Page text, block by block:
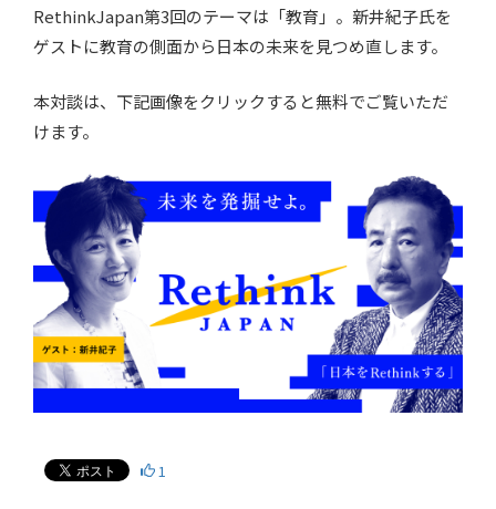
RethinkJapan第3回のテーマは「教育」。新井紀子氏を
ゲストに教育の側面から日本の未来を見つめ直します。
本対談は、下記画像をクリックすると無料でご覧いただ
けます。
1